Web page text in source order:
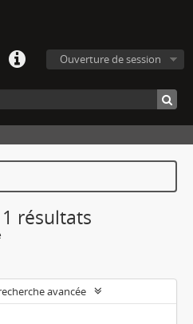
Ouverture de session
résultats
avancée